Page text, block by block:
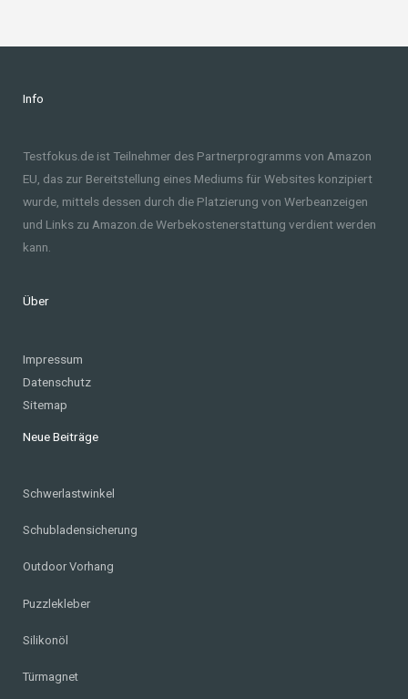
Info
Testfokus.de ist Teilnehmer des Partnerprogramms von Amazon
EU, das zur Bereitstellung eines Mediums für Websites konzipiert
wurde, mittels dessen durch die Platzierung von Werbeanzeigen
und Links zu Amazon.de Werbekostenerstattung verdient werden
kann.
Über
Impressum
Datenschutz
Sitemap
Neue Beiträge
Schwerlastwinkel
Schubladensicherung
Outdoor Vorhang
Puzzlekleber
Silikonöl
Türmagnet